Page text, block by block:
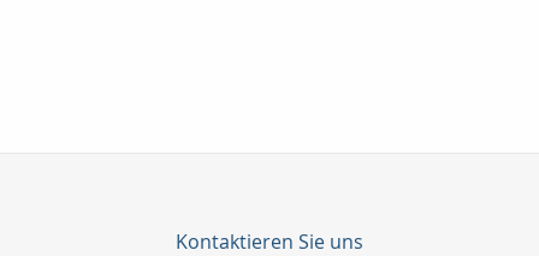
Kontaktieren Sie uns